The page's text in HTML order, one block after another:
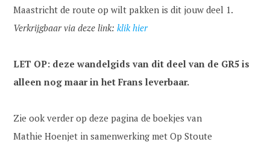
Maastricht de route op wilt pakken is dit jouw deel 1.
Verkrijgbaar via deze link:klik hier
LET OP: deze wandelgids van dit deel van de GR5 is
alleen nog maar in het Frans leverbaar.
Zie ook verder op deze pagina de boekjes van
Mathie Hoenjet in samenwerking met Op Stoute